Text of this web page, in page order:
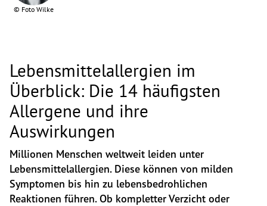
© Foto Wilke
Lebensmittelallergien im
Überblick: Die 14 häufigsten
Allergene und ihre
Auswirkungen
Millionen Menschen weltweit leiden unter
Lebensmittelallergien. Diese können von milden
Symptomen bis hin zu lebensbedrohlichen
Reaktionen führen. Ob kompletter Verzicht oder